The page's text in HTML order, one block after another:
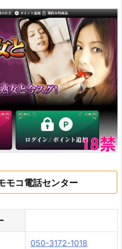
モコ電話センター
050-3172-1018